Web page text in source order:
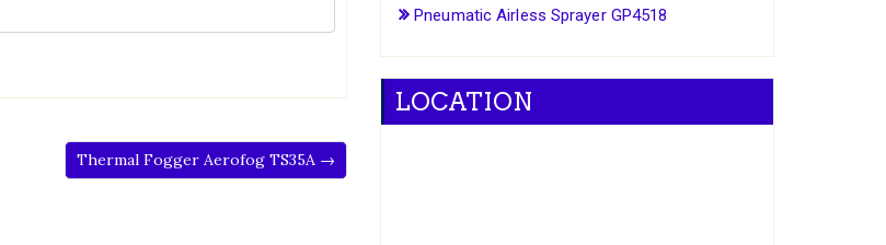
Thermal Fogger Aerofog TS35A →
Pneumatic Airless Sprayer GP4518
LOCATION